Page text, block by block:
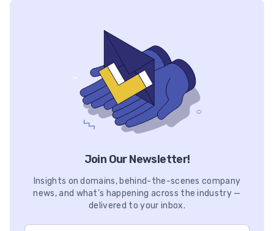
Join Our Newsletter!
Insights on domains, behind-the-scenes company
news, and what’s happening across the industry —
delivered to your inbox.